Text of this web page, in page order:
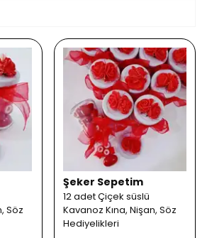
Söz
Şeker Sepetim
12 adet Çiçek süslü
Kavanoz Kına, Nişan, Söz
Hediyelikleri